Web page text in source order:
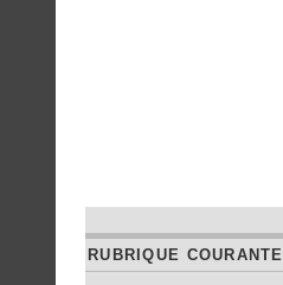
RUBRIQUE COURANTE